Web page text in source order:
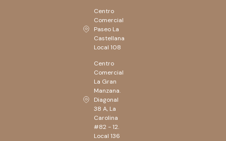
Centro
Comercial
Paseo La
Castellana
Local 108
Centro
Comercial
La Gran
Manzana.
Diagonal
38 A, La
Carolina
#82 - 12.
Local 136